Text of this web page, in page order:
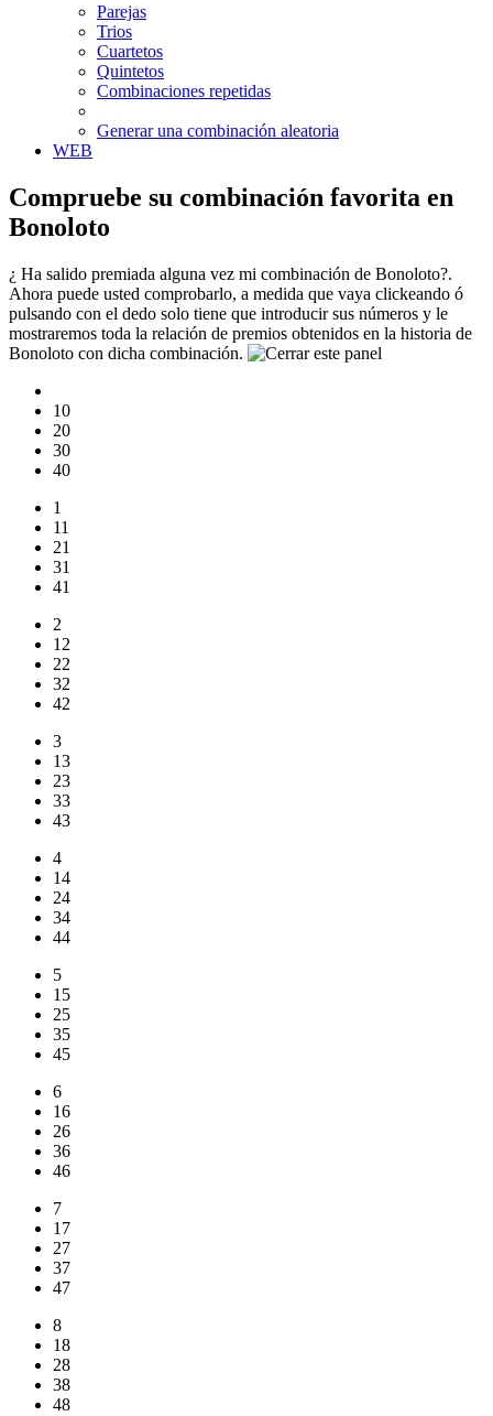
Parejas
Trios
Cuartetos
Quintetos
Combinaciones repetidas
Generar una combinación aleatoria
WEB
Compruebe su combinación favorita en
Bonoloto
¿ Ha salido premiada alguna vez mi combinación de Bonoloto?.
Ahora puede usted comprobarlo, a medida que vaya clickeando ó
pulsando con el dedo solo tiene que introducir sus números y le
mostraremos toda la relación de premios obtenidos en la historia de
Bonoloto con dicha combinación.
10
20
30
40
1
11
21
31
41
2
12
22
32
42
3
13
23
33
43
4
14
24
34
44
5
15
25
35
45
6
16
26
36
46
7
17
27
37
47
8
18
28
38
48